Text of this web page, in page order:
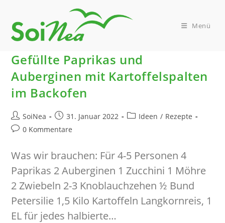
springen
Menü
Gefüllte Paprikas und
Auberginen mit Kartoffelspalten
im Backofen
Beitrags-
Autor:
SoiNea
Beitrag
veröffentlicht:
31. Januar 2022
Beitrags-
Ideen / Rezepte
Beitrags-
0 Kommentare
Was wir brauchen: Für 4-5 Personen 4
Paprikas 2 Auberginen 1 Zucchini 1 Möhre
2 Zwiebeln 2-3 Knoblauchzehen ½ Bund
Petersilie 1,5 Kilo Kartoffeln Langkornreis, 1
EL für jedes halbierte…